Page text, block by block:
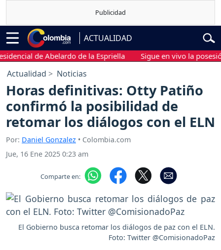
ACTUALIDAD
de Abelardo de la Espriella Sigue en vivo la posesión
Actualidad Noticias
Horas definitivas: Otty Patiño
confirmó la posibilidad de
retomar los diálogos con el ELN
Por: Daniel Gonzalez • Colombia.com
Jue, 16 Ene 2025 0:23 am
Comparte en:
El Gobierno busca retomar los diálogos de paz con el ELN.
Foto: Twitter @ComisionadoPaz